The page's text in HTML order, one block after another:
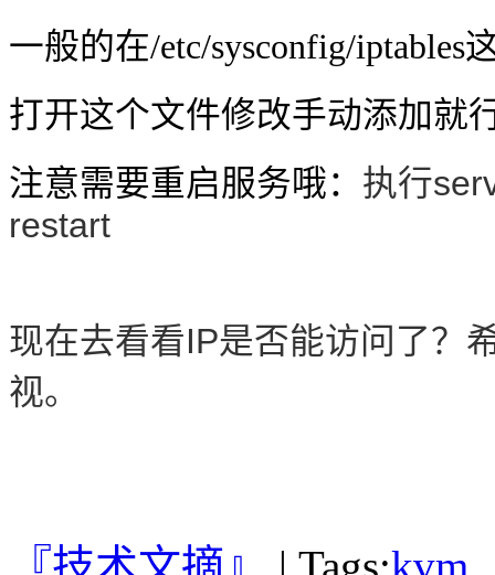
一般的在/etc/sysconfig/iptables
打开这个文件修改手动添加就
注意需要重启服务哦： 执行
restart
现在去看看IP是否能访问了？
视。